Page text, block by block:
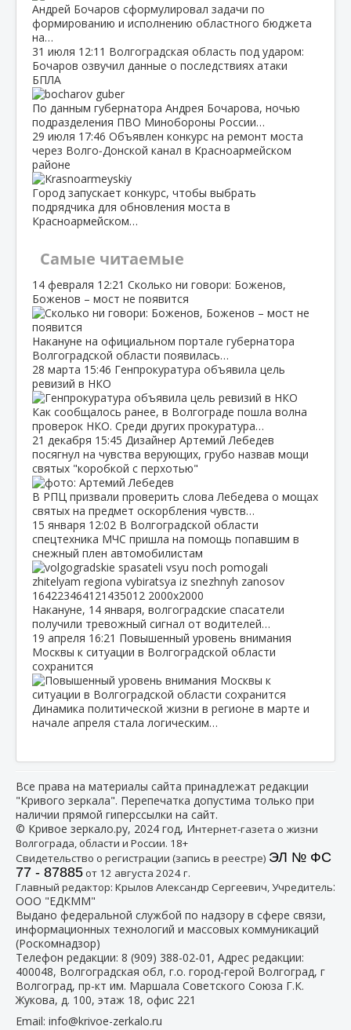
Андрей Бочаров сформулировал задачи по
формированию и исполнению областного бюджета
на…
31 июля 12:11 Волгоградская область под ударом:
Бочаров озвучил данные о последствиях атаки
БПЛА
По данным губернатора Андрея Бочарова, ночью
подразделения ПВО Минобороны России…
29 июля 17:46 Объявлен конкурс на ремонт моста
через Волго‑Донской канал в Красноармейском
районе
Город запускает конкурс, чтобы выбрать
подрядчика для обновления моста в
Красноармейском…
Самые читаемые
14 февраля 12:21 Сколько ни говори: Боженов,
Боженов – мост не появится
Накануне на официальном портале губернатора
Волгоградской области появилась…
28 марта 15:46 Генпрокуратура объявила цель
ревизий в НКО
Как сообщалось ранее, в Волгограде пошла волна
проверок НКО. Среди других прокуратура…
21 декабря 15:45 Дизайнер Артемий Лебедев
посягнул на чувства верующих, грубо назвав мощи
святых "коробкой с перхотью"
В РПЦ призвали проверить слова Лебедева о мощах
святых на предмет оскорбления чувств…
15 января 12:02 В Волгоградской области
спецтехника МЧС пришла на помощь попавшим в
снежный плен автомобилистам
Накануне, 14 января, волгоградские спасатели
получили тревожный сигнал от водителей…
19 апреля 16:21 Повышенный уровень внимания
Москвы к ситуации в Волгоградской области
сохранится
Динамика политической жизни в регионе в марте и
начале апреля стала логическим…
Все права на материалы сайта принадлежат редакции
"Кривого зеркала". Перепечатка допустима только при
наличии прямой гиперссылки на сайт.
© Кривое зеркало.ру, 2024 год, Интернет-газета о жизни
Волгограда, области и России. 18+
Свидетельство о регистрации (запись в реестре) ЭЛ № ФС
77 - 87885от 12 августа 2024 г.
Главный редактор: Крылов Александр Сергеевич, Учредитель:
ООО "ЕДКММ"
Выдано федеральной службой по надзору в сфере связи,
информационных технологий и массовых коммуникаций
(Роскомнадзор)
Телефон редакции: 8 (909) 388-02-01 , Адрес редакции:
400048, Волгоградская обл, г.о. город-герой Волгоград, г
Волгоград, пр-кт им. Маршала Советского Союза Г.К.
Жукова, д. 100, этаж 18, офис 221
Email: info@krivoe-zerkalo.ru